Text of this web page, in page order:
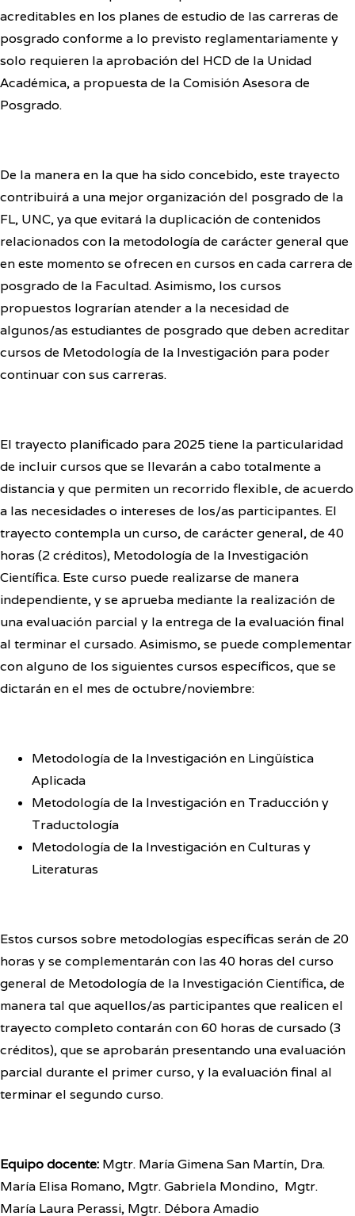
acreditables en los planes de estudio de las carreras de
posgrado conforme a lo previsto reglamentariamente y
solo requieren la aprobación del HCD de la Unidad
Académica, a propuesta de la Comisión Asesora de
Posgrado.
De la manera en la que ha sido concebido, este trayecto
contribuirá a una mejor organización del posgrado de la
FL, UNC, ya que evitará la duplicación de contenidos
relacionados con la metodología de carácter general que
en este momento se ofrecen en cursos en cada carrera de
posgrado de la Facultad. Asimismo, los cursos
propuestos lograrían atender a la necesidad de
algunos/as estudiantes de posgrado que deben acreditar
cursos de Metodología de la Investigación para poder
continuar con sus carreras.
El trayecto planificado para 2025 tiene la particularidad
de incluir cursos que se llevarán a cabo totalmente a
distancia y que permiten un recorrido flexible, de acuerdo
a las necesidades o intereses de los/as participantes. El
trayecto contempla un curso, de carácter general, de 40
horas (2 créditos), Metodología de la Investigación
Científica. Este curso puede realizarse de manera
independiente, y se aprueba mediante la realización de
una evaluación parcial y la entrega de la evaluación final
al terminar el cursado. Asimismo, se puede complementar
con alguno de los siguientes cursos específicos, que se
dictarán en el mes de octubre/noviembre:
Metodología de la Investigación en Lingüística
Aplicada
Metodología de la Investigación en Traducción y
Traductología
Metodología de la Investigación en Culturas y
Literaturas
Estos cursos sobre metodologías específicas serán de 20
horas y se complementarán con las 40 horas del curso
general de Metodología de la Investigación Científica, de
manera tal que aquellos/as participantes que realicen el
trayecto completo contarán con 60 horas de cursado (3
créditos), que se aprobarán presentando una evaluación
parcial durante el primer curso, y la evaluación final al
terminar el segundo curso.
Equipo docente: Mgtr. María Gimena San Martín, Dra.
María Elisa Romano, Mgtr. Gabriela Mondino, Mgtr.
María Laura Perassi, Mgtr. Débora Amadio